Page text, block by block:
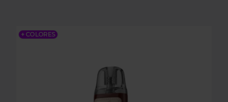
+ COLORES
LOST VAPE URSA NANO S2 POD KIT